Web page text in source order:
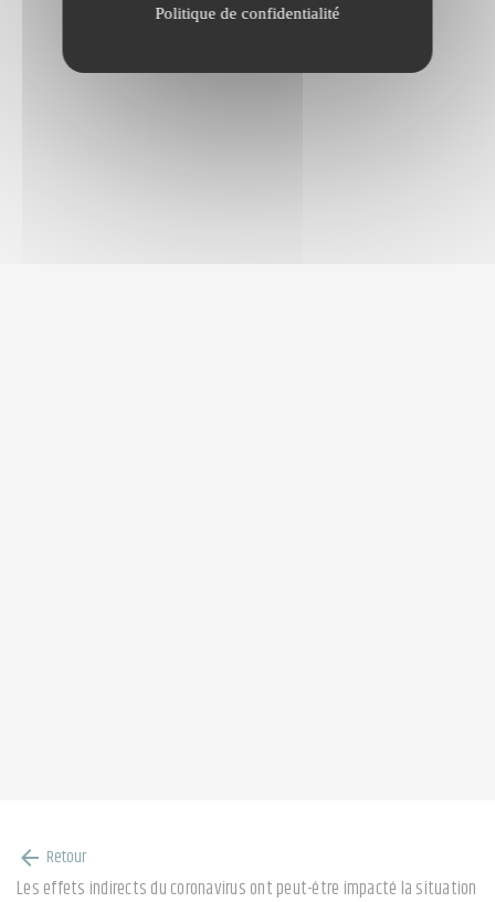
arrow_back Retour
Les effets indirects du coronavirus ont peut-être impacté la situation
Politique de confidentialité